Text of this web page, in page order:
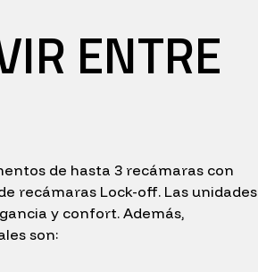
ENTRE
de hasta 3 recámaras con
recámaras Lock-off. Las unidades
y confort. Además,
son: